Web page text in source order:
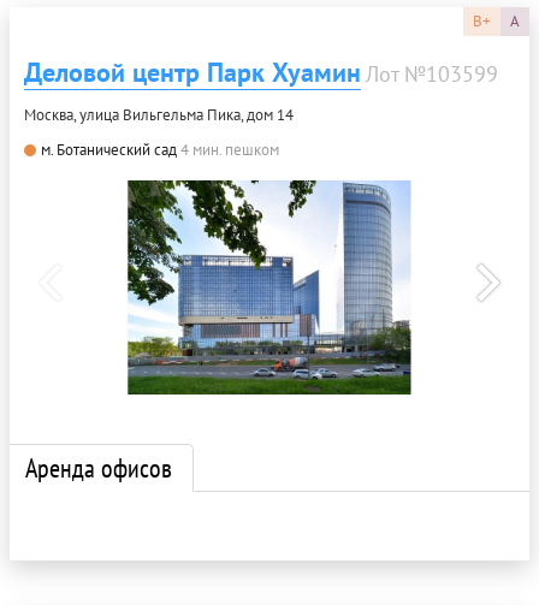
B+ A
Деловой центр Парк Хуамин Лот №103599
Москва, улица Вильгельма Пика, дом 14
м. Ботанический сад4 мин. пешком
Аренда офисов